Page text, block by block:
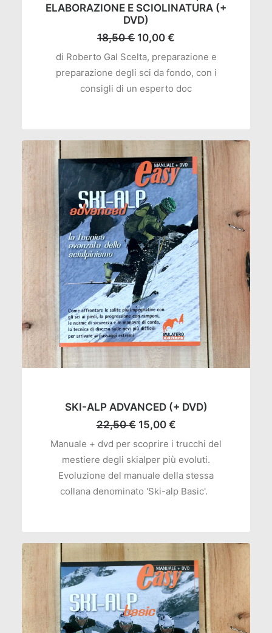
ELABORAZIONE E SCIOLINATURA (+
DVD)
18,50€ Il
originale
era:
18,50 €.
10,00 €
attuale
è:
10,00 €.
di Roberto Gal Scelta, preparazione e
preparazione degli sci da fondo, con i
consigli di un esperto doc
SKI-ALP ADVANCED (+ DVD)
22,50€ Il
originale
era:
22,50 €.
15,00 €Il
attuale
è:
15,00 €.
Manuale + dvd per scoprire i trucchi del
mestiere degli skialper più evoluti.
Evoluzione del manuale della stessa
collana denominato 'Ski-alp Basic'.